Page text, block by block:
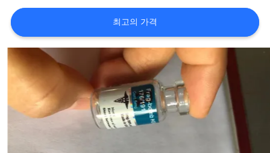
품
질
관
최고의 가격